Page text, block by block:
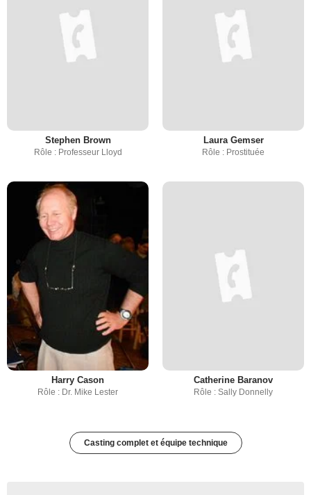
Stephen Brown
Rôle : Professeur Lloyd
Laura Gemser
Rôle : Prostituée
Harry Cason
Rôle : Dr. Mike Lester
Catherine Baranov
Rôle : Sally Donnelly
Casting complet et équipe technique